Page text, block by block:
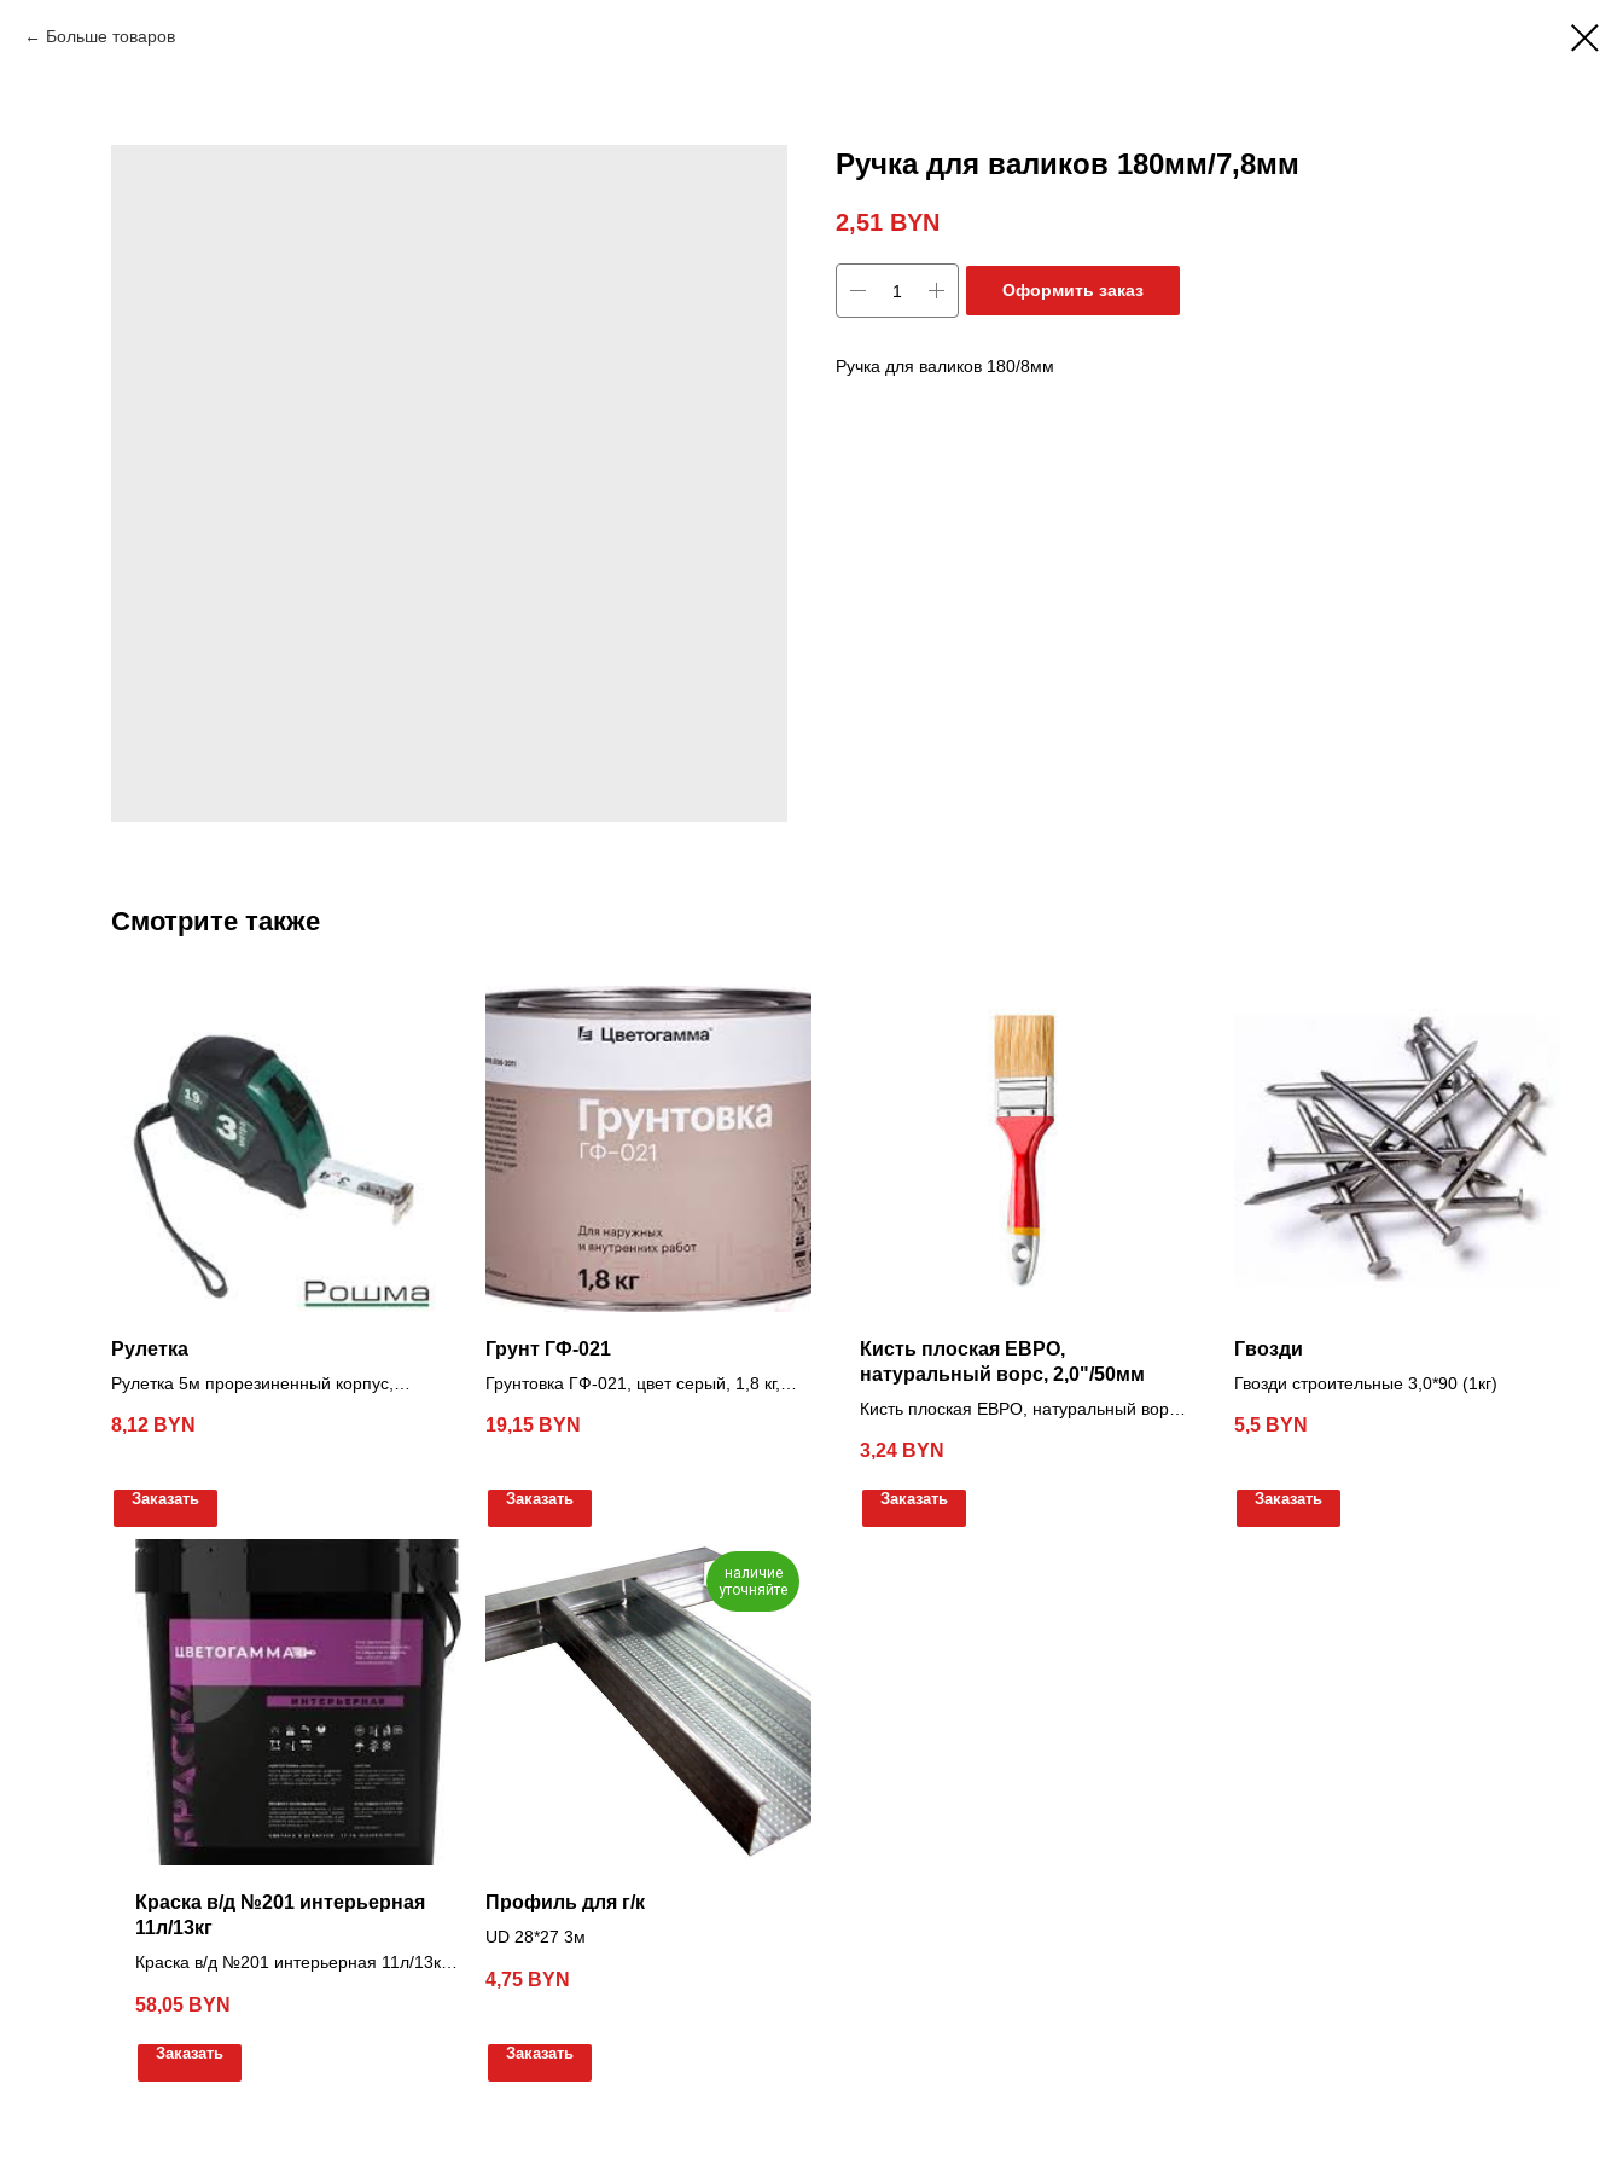
Больше товаров
Ручка для валиков 180мм/7,8мм
2,51 BYN
Оформить заказ
Ручка для валиков 180/8мм
Смотрите также
Рулетка
Рулетка 5м прорезиненный корпус,
8,12 BYN
Заказать
Грунт ГФ-021
Грунтовка ГФ-021, цвет серый, 1,8 кг,
19,15 BYN
Заказать
Кисть плоская ЕВРО,
натуральный ворс, 2,0"/50мм
Кисть плоская ЕВРО, натуральный ворс,
3,24 BYN
Заказать
Гвозди
Гвозди строительные 3,0*90 (1кг)
5,5 BYN
Заказать
Краска в/д №201 интерьерная
11л/13кг
Краска в/д №201 интерьерная 11л/13кг
58,05 BYN
Заказать
наличие
уточняйте
Профиль для г/к
UD 28*27 3м
4,75 BYN
Заказать